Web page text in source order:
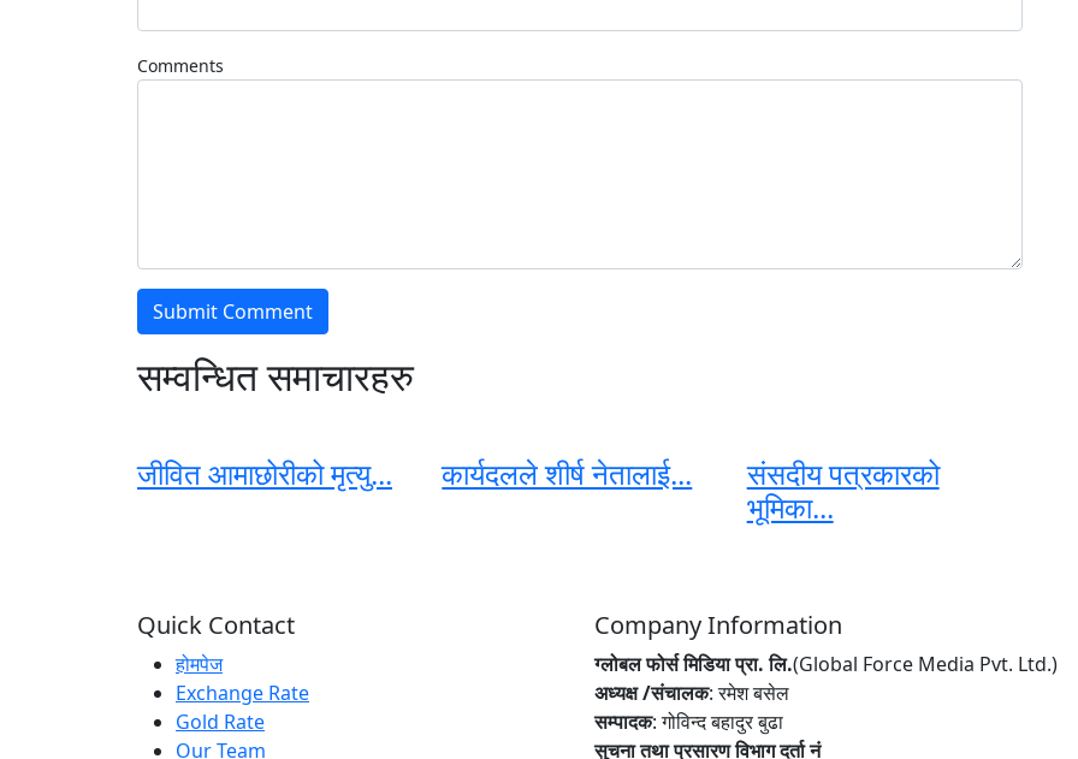
Comments
सम्वन्धित समाचारहरु
जीवित आमाछोरीको मृत्यु... कार्यदलले शीर्ष नेतालाई...
संसदीय पत्रकारको
भूमिका...
Quick Contact
होमपेज
Exchange Rate
Gold Rate
Our Team
Company Information
ग्लोबल फोर्स मिडिया प्रा. लि.(Global Force Media Pvt. Ltd.)
अध्यक्ष /संचालक: रमेश बसेल
सम्पादक: गोविन्द बहादुर बुढा
सुचना तथा प्रसारण विभाग दर्ता नं